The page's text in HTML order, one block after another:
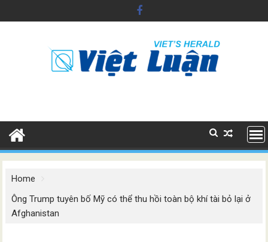
to
Home
Ông Trump tuyên bố Mỹ có thể thu hồi toàn bộ khí tài bỏ lại ở
Afghanistan